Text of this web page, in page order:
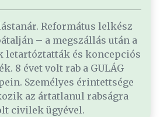
Református lelkész
– a megszállás után a
letartóztatták és koncepciós
8 évet volt rab a GULÁG
Személyes érintettsége
az ártatlanul rabságra
civilek ügyével.